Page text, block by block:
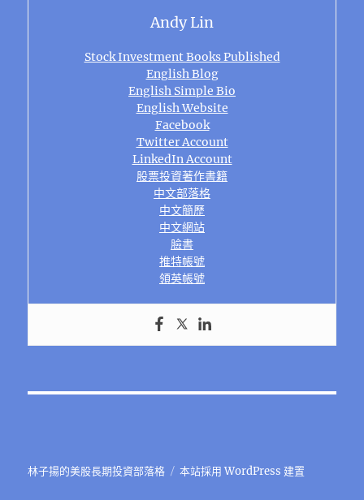
Andy Lin
Stock Investment Books Published
English Blog
English Simple Bio
English Website
Facebook
Twitter Account
LinkedIn Account
股票投資著作書籍
中文部落格
中文簡歷
中文網站
臉書
推特帳號
領英帳號
林子揚的美股長期投資部落格 本站採用 WordPress 建置